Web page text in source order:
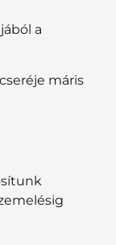
a
máris